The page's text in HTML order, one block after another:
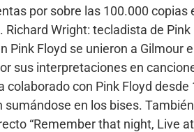
por sobre las 100.000
Wright: tecladista de
Floyd se unieron a Gilmour
interpretaciones en
colaborado con Pink Floyd
en los bises.
“Remember that night, Live